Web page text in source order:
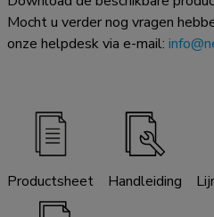
Mocht u verder nog vragen
onze helpdesk via e-mail:
Productsheet Handleiding